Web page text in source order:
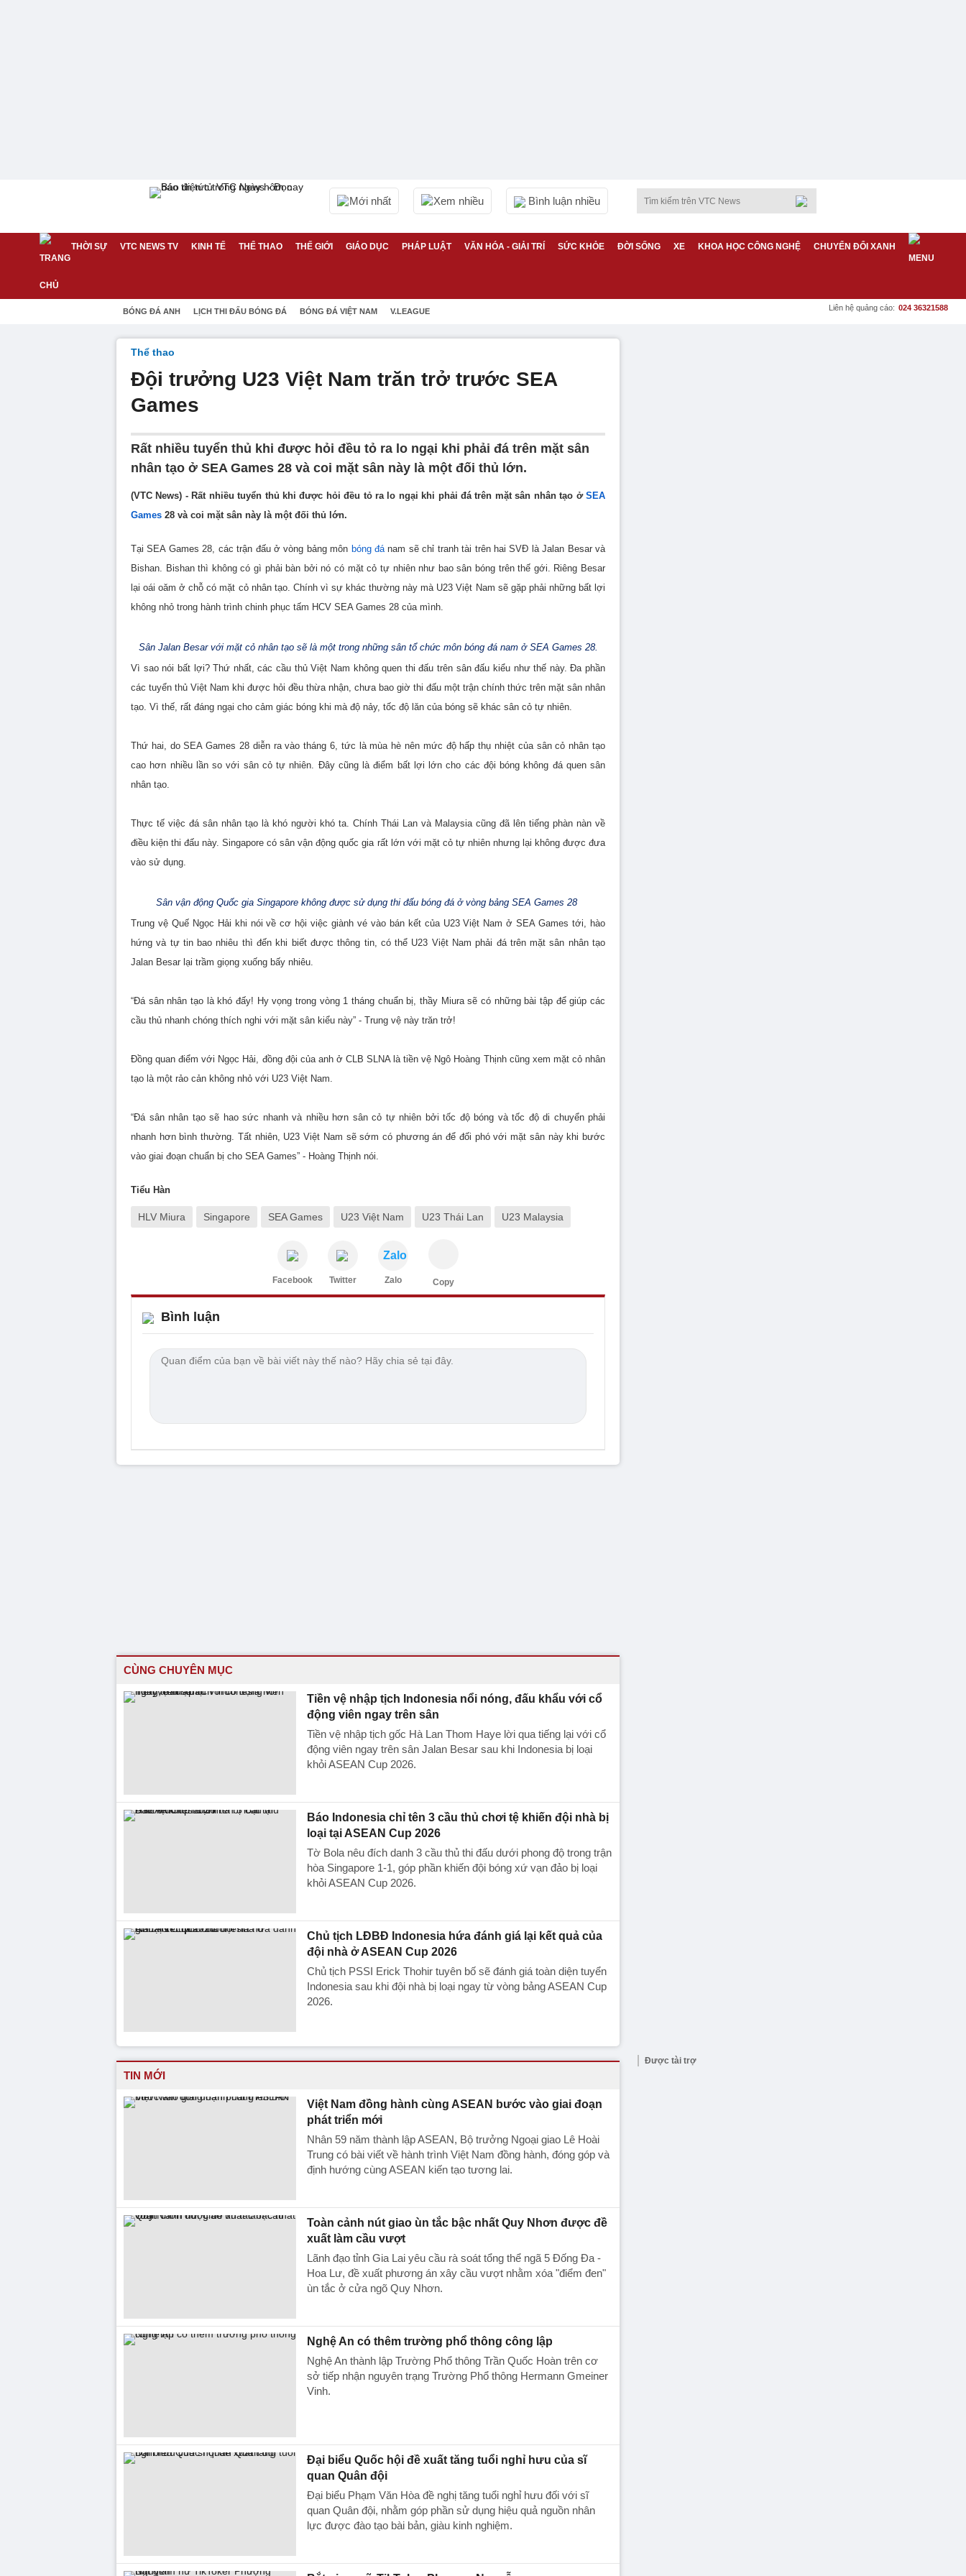
Mới nhất Xem nhiều Bình luận nhiều
THỜI SỰ VTC NEWS TV KINH TẾ THỂ THAO THẾ GIỚI GIÁO DỤC PHÁP LUẬT VĂN HÓA - GIẢI TRÍ SỨC KHỎE ĐỜI SỐNG XE KHOA HỌC CÔNG NGHỆ CHUYỂN ĐỔI XANH
BÓNG ĐÁ ANH LỊCH THI ĐẤU BÓNG ĐÁ BÓNG ĐÁ VIỆT NAM V.LEAGUE Liên hệ quảng cáo: 024 36321588
Thể thao
Đội trưởng U23 Việt Nam trăn trở trước SEA
Games
Rất nhiều tuyển thủ khi được hỏi đều tỏ ra lo ngại khi phải đá trên mặt sân
nhân tạo ở SEA Games 28 và coi mặt sân này là một đối thủ lớn.
(VTC News) - Rất nhiều tuyển thủ khi được hỏi đều tỏ ra lo ngại khi phải đá trên mặt sân nhân tạo ở SEA
Games 28 và coi mặt sân này là một đối thủ lớn.
Tại SEA Games 28, các trận đấu ở vòng bảng môn bóng đánam sẽ chỉ tranh tài trên hai SVĐ là Jalan Besar và
Bishan. Bishan thì không có gì phải bàn bởi nó có mặt cỏ tự nhiên như bao sân bóng trên thế gới. Riêng Besar
lại oái oăm ở chỗ có mặt cỏ nhân tạo. Chính vì sự khác thường này mà U23 Việt Nam sẽ gặp phải những bất lợi
không nhỏ trong hành trình chinh phục tấm HCV SEA Games 28 của mình.
Sân Jalan Besar với mặt cỏ nhân tạo sẽ là một trong những sân tổ chức môn bóng đá nam ở SEA Games 28.
Vì sao nói bất lợi? Thứ nhất, các cầu thủ Việt Nam không quen thi đấu trên sân đấu kiểu như thế này. Đa phần
các tuyển thủ Việt Nam khi được hỏi đều thừa nhận, chưa bao giờ thi đấu một trận chính thức trên mặt sân nhân
tạo. Vì thế, rất đáng ngại cho cảm giác bóng khi mà độ nảy, tốc độ lăn của bóng sẽ khác sân cỏ tự nhiên.
Thứ hai, do SEA Games 28 diễn ra vào tháng 6, tức là mùa hè nên mức độ hấp thụ nhiệt của sân cỏ nhân tạo
cao hơn nhiều lần so với sân cỏ tự nhiên. Đây cũng là điểm bất lợi lớn cho các đội bóng không đá quen sân
nhân tạo.
Thực tế việc đá sân nhân tạo là khó người khó ta. Chính Thái Lan và Malaysia cũng đã lên tiếng phàn nàn về
điều kiện thi đấu này. Singapore có sân vận động quốc gia rất lớn với mặt cỏ tự nhiên nhưng lại không được đưa
vào sử dụng.
Sân vận động Quốc gia Singapore không được sử dụng thi đấu bóng đá ở vòng bảng SEA Games 28
Trung vệ Quế Ngọc Hải khi nói về cơ hội việc giành vé vào bán kết của U23 Việt Nam ở SEA Games tới, hào
hứng và tự tin bao nhiêu thì đến khi biết được thông tin, có thể U23 Việt Nam phải đá trên mặt sân nhân tạo
Jalan Besar lại trầm giọng xuống bấy nhiêu.
“Đá sân nhân tạo là khó đấy! Hy vọng trong vòng 1 tháng chuẩn bị, thầy Miura sẽ có những bài tập để giúp các
cầu thủ nhanh chóng thích nghi với mặt sân kiểu này” - Trung vệ này trăn trở!
Đồng quan điểm với Ngọc Hải, đồng đội của anh ở CLB SLNA là tiền vệ Ngô Hoàng Thịnh cũng xem mặt cỏ nhân
tạo là một rảo cản không nhỏ với U23 Việt Nam.
“Đá sân nhân tạo sẽ hao sức nhanh và nhiều hơn sân cỏ tự nhiên bởi tốc độ bóng và tốc độ di chuyển phải
nhanh hơn bình thường. Tất nhiên, U23 Việt Nam sẽ sớm có phương án để đối phó với mặt sân này khi bước
vào giai đoạn chuẩn bị cho SEA Games” - Hoàng Thịnh nói.
Tiểu Hàn
HLV Miura Singapore SEA Games U23 Việt Nam U23 Thái Lan U23 Malaysia
Facebook Twitter
Zalo
Zalo Copy
Bình luận
CÙNG CHUYÊN MỤC
Tiền vệ nhập tịch Indonesia nổi nóng, đấu khẩu với cổ
động viên ngay trên sân
Tiền vệ nhập tịch gốc Hà Lan Thom Haye lời qua tiếng lại với cổ
động viên ngay trên sân Jalan Besar sau khi Indonesia bị loại
khỏi ASEAN Cup 2026.
Báo Indonesia chỉ tên 3 cầu thủ chơi tệ khiến đội nhà bị
loại tại ASEAN Cup 2026
Tờ Bola nêu đích danh 3 cầu thủ thi đấu dưới phong độ trong trận
hòa Singapore 1-1, góp phần khiến đội bóng xứ vạn đảo bị loại
khỏi ASEAN Cup 2026.
Chủ tịch LĐBĐ Indonesia hứa đánh giá lại kết quả của
đội nhà ở ASEAN Cup 2026
Chủ tịch PSSI Erick Thohir tuyên bố sẽ đánh giá toàn diện tuyển
Indonesia sau khi đội nhà bị loại ngay từ vòng bảng ASEAN Cup
2026.
TIN MỚI
Việt Nam đồng hành cùng ASEAN bước vào giai đoạn
phát triển mới
Nhân 59 năm thành lập ASEAN, Bộ trưởng Ngoại giao Lê Hoài
Trung có bài viết về hành trình Việt Nam đồng hành, đóng góp và
định hướng cùng ASEAN kiến tạo tương lai.
Toàn cảnh nút giao ùn tắc bậc nhất Quy Nhơn được đề
xuất làm cầu vượt
Lãnh đạo tỉnh Gia Lai yêu cầu rà soát tổng thể ngã 5 Đống Đa -
Hoa Lư, đề xuất phương án xây cầu vượt nhằm xóa "điểm đen"
ùn tắc ở cửa ngõ Quy Nhơn.
Nghệ An có thêm trường phổ thông công lập
Nghệ An thành lập Trường Phổ thông Trần Quốc Hoàn trên cơ
sở tiếp nhận nguyên trạng Trường Phổ thông Hermann Gmeiner
Vinh.
Đại biểu Quốc hội đề xuất tăng tuổi nghỉ hưu của sĩ
quan Quân đội
Đại biểu Phạm Văn Hòa đề nghị tăng tuổi nghỉ hưu đối với sĩ
quan Quân đội, nhằm góp phần sử dụng hiệu quả nguồn nhân
lực được đào tạo bài bản, giàu kinh nghiệm.
Được tài trợ